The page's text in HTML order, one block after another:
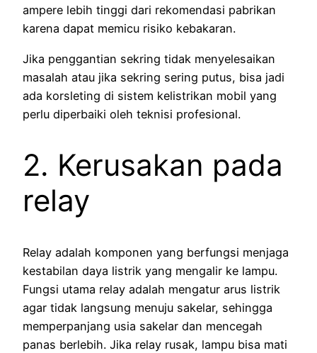
ampere lebih tinggi dari rekomendasi pabrikan
karena dapat memicu risiko kebakaran.
Jika penggantian sekring tidak menyelesaikan
masalah atau jika sekring sering putus, bisa jadi
ada korsleting di sistem kelistrikan mobil yang
perlu diperbaiki oleh teknisi profesional.
2. Kerusakan pada
relay
Relay adalah komponen yang berfungsi menjaga
kestabilan daya listrik yang mengalir ke lampu.
Fungsi utama relay adalah mengatur arus listrik
agar tidak langsung menuju sakelar, sehingga
memperpanjang usia sakelar dan mencegah
panas berlebih. Jika relay rusak, lampu bisa mati